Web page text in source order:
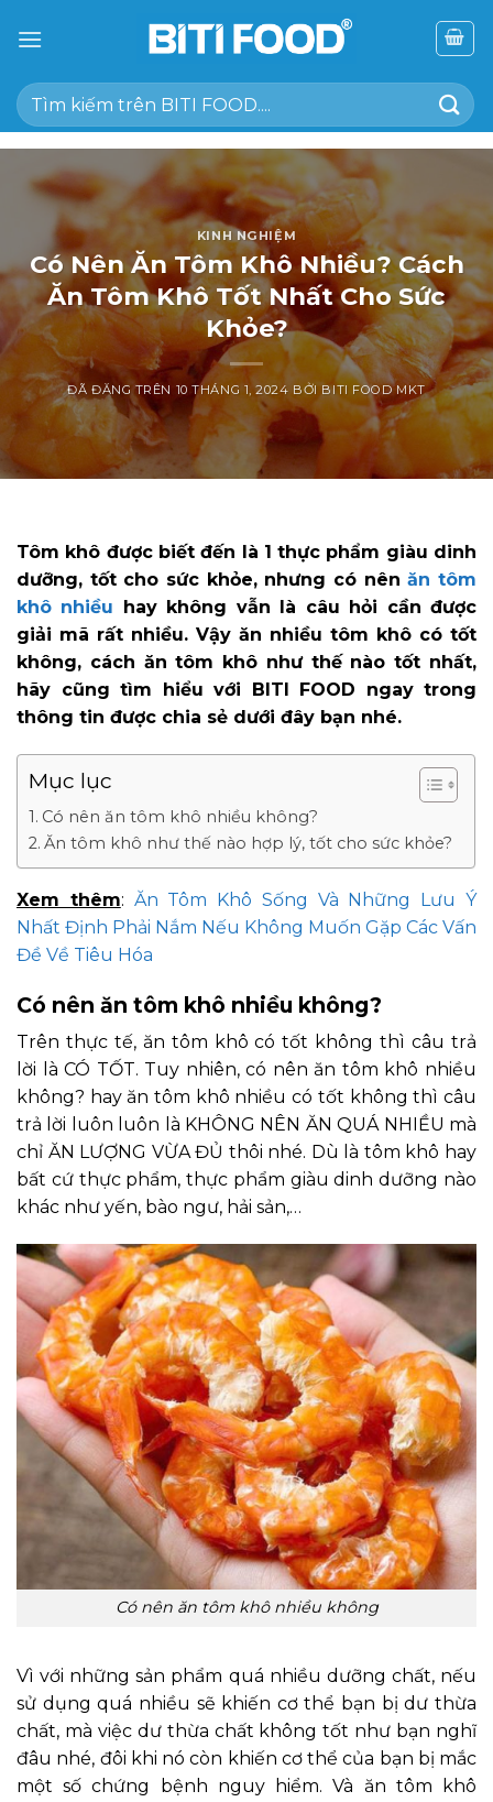
đến
dung
Tìm
kiếm:
KINH NGHIỆM
Có Nên Ăn Tôm Khô Nhiều? Cách
Ăn Tôm Khô Tốt Nhất Cho Sức
Khỏe?
ĐÃ ĐĂNG TRÊN 10 THÁNG 1, 2024 BỞI BITI FOOD MKT
Tôm khô được biết đến là 1 thực phẩm giàu dinh
dưỡng, tốt cho sức khỏe, nhưng có nênăn tôm
khô nhiều hay không vẫn là câu hỏi cần được
giải mã rất nhiều. Vậy ăn nhiều tôm khô có tốt
không, cách ăn tôm khô như thế nào tốt nhất,
hãy cũng tìm hiểu với BITI FOOD ngay trong
thông tin được chia sẻ dưới đây bạn nhé.
Mục lục
Có nên ăn tôm khô nhiều không?
Ăn tôm khô như thế nào hợp lý, tốt cho sức khỏe?
Xem thêm: Ăn Tôm Khô Sống Và Những Lưu Ý
Nhất Định Phải Nắm Nếu Không Muốn Gặp Các Vấn
Đề Về Tiêu Hóa
Có nên ăn tôm khô nhiều không?
Trên thực tế, ăn tôm khô có tốt không thì câu trả
lời là CÓ TỐT. Tuy nhiên, có nên ăn tôm khô nhiều
không? hay ăn tôm khô nhiều có tốt không thì câu
trả lời luôn luôn là KHÔNG NÊN ĂN QUÁ NHIỀU mà
chỉ ĂN LƯỢNG VỪA ĐỦ thôi nhé. Dù là tôm khô hay
bất cứ thực phẩm, thực phẩm giàu dinh dưỡng nào
khác như yến, bào ngư, hải sản,…
Có nên ăn tôm khô nhiều không
Vì với những sản phẩm quá nhiều dưỡng chất, nếu
sử dụng quá nhiều sẽ khiến cơ thể bạn bị dư thừa
chất, mà việc dư thừa chất không tốt như bạn nghĩ
đâu nhé, đôi khi nó còn khiến cơ thể của bạn bị mắc
một số chứng bệnh nguy hiểm. Và ăn tôm khô